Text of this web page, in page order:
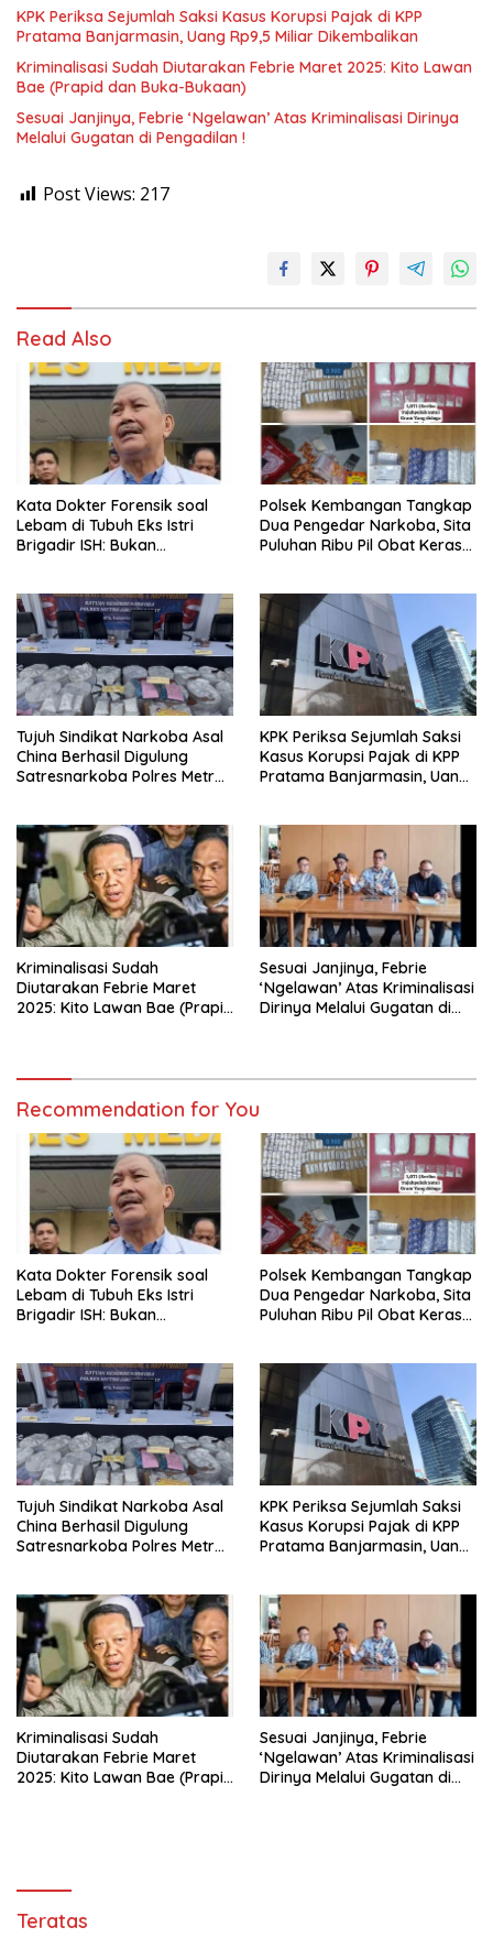
KPK Periksa Sejumlah Saksi Kasus Korupsi Pajak di KPP
Pratama Banjarmasin, Uang Rp9,5 Miliar Dikembalikan
Kriminalisasi Sudah Diutarakan Febrie Maret 2025: Kito Lawan
Bae (Prapid dan Buka-Bukaan)
Sesuai Janjinya, Febrie ‘Ngelawan’ Atas Kriminalisasi Dirinya
Melalui Gugatan di Pengadilan !
Post Views: 217
Read Also
Kata Dokter Forensik soal
Lebam di Tubuh Eks Istri
Brigadir ISH: Bukan
Polsek Kembangan Tangkap
Dua Pengedar Narkoba, Sita
Puluhan Ribu Pil Obat Keras
Tujuh Sindikat Narkoba Asal
China Berhasil Digulung
Satresnarkoba Polres Metro
KPK Periksa Sejumlah Saksi
Kasus Korupsi Pajak di KPP
Pratama Banjarmasin, Uang
Kriminalisasi Sudah
Diutarakan Febrie Maret
2025: Kito Lawan Bae (Prapid
Sesuai Janjinya, Febrie
‘Ngelawan’ Atas Kriminalisasi
Dirinya Melalui Gugatan di
Recommendation for You
Kata Dokter Forensik soal
Lebam di Tubuh Eks Istri
Brigadir ISH: Bukan
Polsek Kembangan Tangkap
Dua Pengedar Narkoba, Sita
Puluhan Ribu Pil Obat Keras
Tujuh Sindikat Narkoba Asal
China Berhasil Digulung
Satresnarkoba Polres Metro
KPK Periksa Sejumlah Saksi
Kasus Korupsi Pajak di KPP
Pratama Banjarmasin, Uang
Kriminalisasi Sudah
Diutarakan Febrie Maret
2025: Kito Lawan Bae (Prapid
Sesuai Janjinya, Febrie
‘Ngelawan’ Atas Kriminalisasi
Dirinya Melalui Gugatan di
Teratas